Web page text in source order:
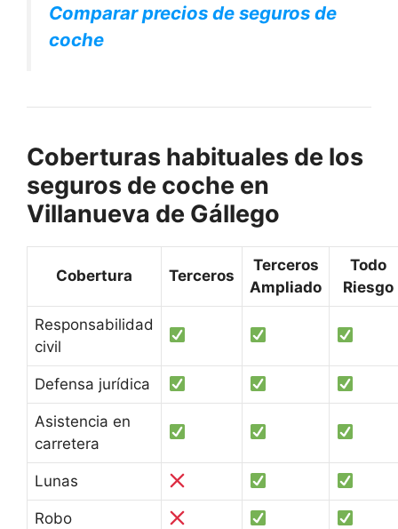
Comparar precios de seguros de
coche
Coberturas habituales de los
seguros de coche en
Villanueva de Gállego
Cobertura Terceros
Terceros
Ampliado
Todo
Riesgo
Responsabilidad
civil
Defensa jurídica
Asistencia en
carretera
Lunas
Robo